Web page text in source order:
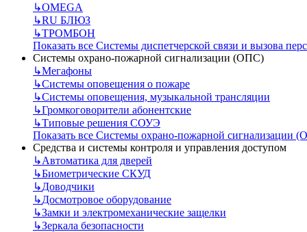
↳OMEGA
↳RU БЛЮЗ
↳ТРОМБОН
Показать все Системы диспетчерской связи и вызова
Системы охрано-пожарной сигнализации (ОПС)
↳Мегафоны
↳Системы оповещения о пожаре
↳Системы оповещения, музыкальной трансляции
↳Громкоговорители абонентские
↳Типовые решения СОУЭ
Показать все Системы охрано-пожарной сигнализации
Средства и системы контроля и управления доступом
↳Автоматика для дверей
↳Биометрические СКУД
↳Доводчики
↳Досмотровое оборудование
↳Замки и электромеханические защелки
↳Зеркала безопасности